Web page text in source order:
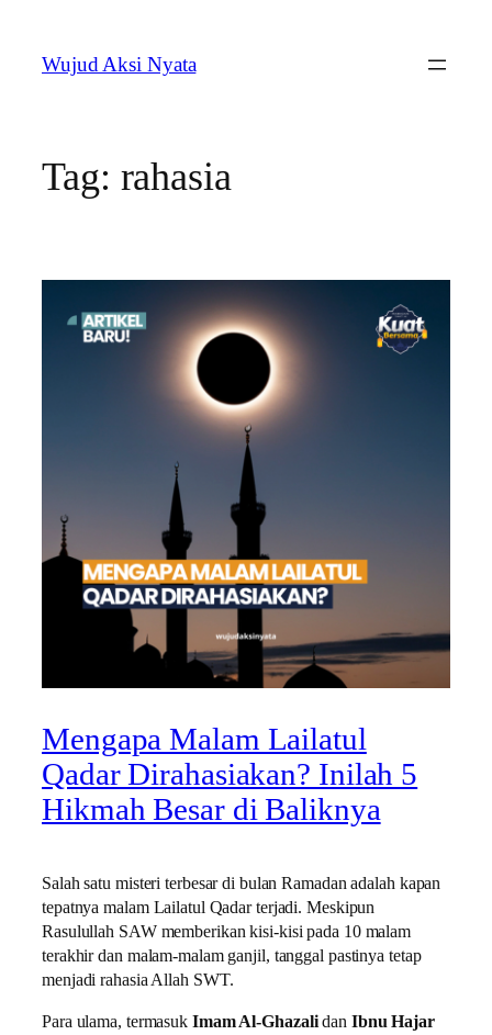
content
Wujud Aksi Nyata
Tag: rahasia
Mengapa Malam Lailatul
Qadar Dirahasiakan? Inilah 5
Hikmah Besar di Baliknya
Salah satu misteri terbesar di bulan Ramadan adalah kapan
tepatnya malam Lailatul Qadar terjadi. Meskipun
Rasulullah SAW memberikan kisi-kisi pada 10 malam
terakhir dan malam-malam ganjil, tanggal pastinya tetap
menjadi rahasia Allah SWT.
Para ulama, termasuk Imam Al-Ghazalidan Ibnu Hajar